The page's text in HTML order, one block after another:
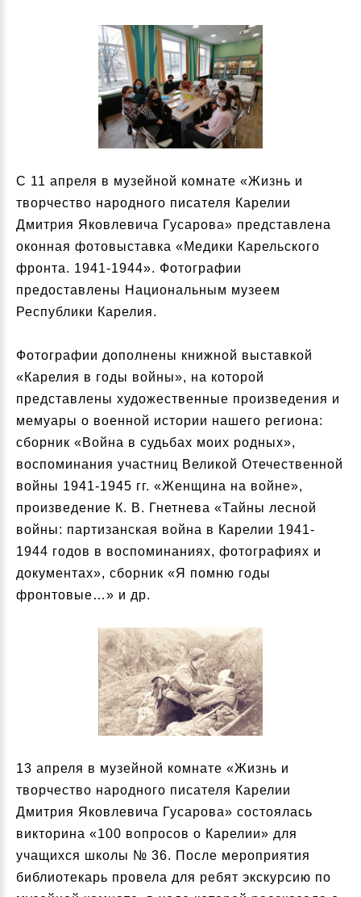
С 11 апреля в музейной комнате «Жизнь и
творчество народного писателя Карелии
Дмитрия Яковлевича Гусарова» представлена
оконная фотовыставка «Медики Карельского
фронта. 1941-1944». Фотографии
предоставлены Национальным музеем
Республики Карелия.
Фотографии дополнены книжной выставкой
«Карелия в годы войны», на которой
представлены художественные произведения и
мемуары о военной истории нашего региона:
сборник «Война в судьбах моих родных»,
воспоминания участниц Великой Отечественной
войны 1941-1945 гг. «Женщина на войне»,
произведение К. В. Гнетнева «Тайны лесной
войны: партизанская война в Карелии 1941-
1944 годов в воспоминаниях, фотографиях и
документах», сборник «Я помню годы
фронтовые…» и др.
13 апреля в музейной комнате «Жизнь и
творчество народного писателя Карелии
Дмитрия Яковлевича Гусарова» состоялась
викторина «100 вопросов о Карелии» для
учащихся школы № 36. После мероприятия
библиотекарь провела для ребят экскурсию по